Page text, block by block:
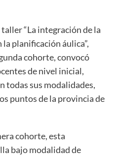
“La integración de la
planificación áulica”,
cohorte, convocó
de nivel inicial,
todas sus modalidades,
puntos de la provincia de
cohorte, esta
bajo modalidad de